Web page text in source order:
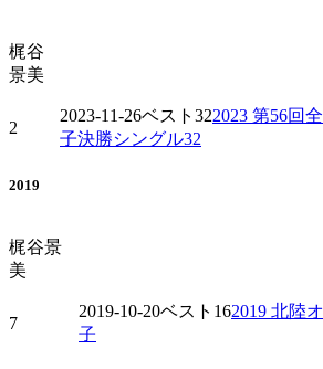
梶谷
景美
2
2023-11-26ベスト322023 第56回
子決勝シングル32
2019
梶谷景
美
7
2019-10-20ベスト162019 北陸
子